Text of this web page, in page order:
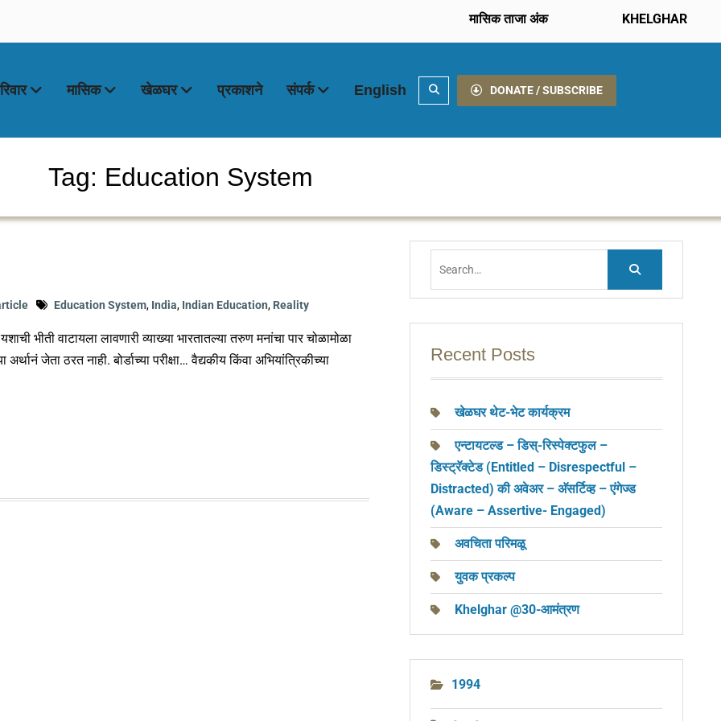
मासिक ताजा अंक KHELGHAR
मासिक खेळघर प्रकाशने संपर्क English Search DONATE / SUBSCRIBE
Tag: Education System
Education System, India, Indian Education, Reality
भीती वाटायला लावणारी व्याख्या भारतातल्या तरुण मनांचा पार चोळामोळा
जेता ठरत नाही. बोर्डाच्या परीक्षा… वैद्यकीय किंवा अभियांत्रिकीच्या
Recent Posts
खेळघर थेट-भेट कार्यक्रम
एन्टायटल्ड – डिस्-रिस्पेक्टफुल –
डिस्ट्रॅक्टेड (Entitled – Disrespectful –
Distracted) की अवेअर – अ‍ॅसर्टिव्ह – एंगेज्ड
(Aware – Assertive- Engaged)
अवचिता परिमळू
युवक प्रकल्प
Khelghar @30-आमंत्रण
1994